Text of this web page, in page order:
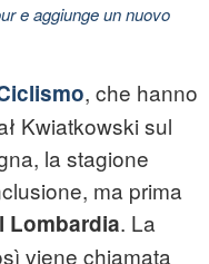
e aggiunge un nuovo
, che hanno
Kwiatkowski sul
la stagione
ma prima
Lombardia. La
viene chiamata